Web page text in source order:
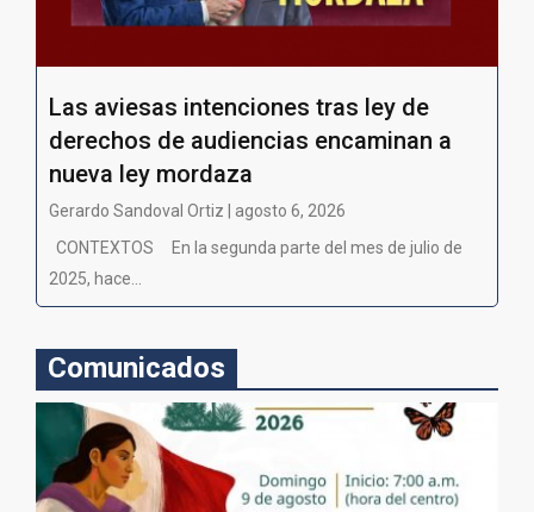
Las aviesas intenciones tras ley de
derechos de audiencias encaminan a
nueva ley mordaza
Gerardo Sandoval Ortiz | agosto 6, 2026
CONTEXTOS En la segunda parte del mes de julio de
2025, hace...
Comunicados